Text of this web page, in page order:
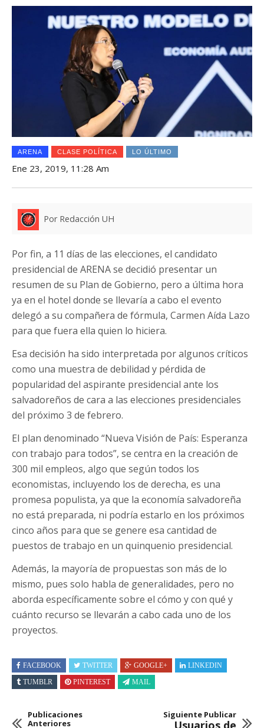
ARENA CLASE POLÍTICA LO ÚLTIMO
Ene 23, 2019, 11:28 Am
Por Redacción UH
Por fin, a 11 días de las elecciones, el candidato
presidencial de ARENA se decidió presentar un
resumen de su Plan de Gobierno, pero a última hora
ya en el hotel donde se llevaría a cabo el evento
delegó a su compañera de fórmula, Carmen Aída Lazo
para que fuera ella quien lo hiciera.
Esa decisión ha sido interpretada por algunos críticos
como una muestra de debilidad y pérdida de
popularidad del aspirante presidencial ante los
salvadoreños de cara a las elecciones presidenciales
del próximo 3 de febrero.
El plan denominado “Nueva Visión de País: Esperanza
con trabajo para todos”, se centra en la creación de
300 mil empleos, algo que según todos los
economistas, incluyendo los de derecha, es una
promesa populista, ya que la economía salvadoreña
no está preparada, ni podría estarlo en los próximos
cinco años para que se genere esa cantidad de
puestos de trabajo en un quinquenio presidencial.
Además, la mayoría de propuestas son más de lo
mismo, pues solo habla de generalidades, pero no
aborda específicamente sobre el cómo y con qué y
cuánto recurso se llevarán a cabo cada uno de los
proyectos.
FACEBOOK TWITTER GOOGLE+
LINKEDIN
TUMBLR
PINTEREST MAIL
Publicaciones
Anteriores
Siguiente Publicar
Usuarios de